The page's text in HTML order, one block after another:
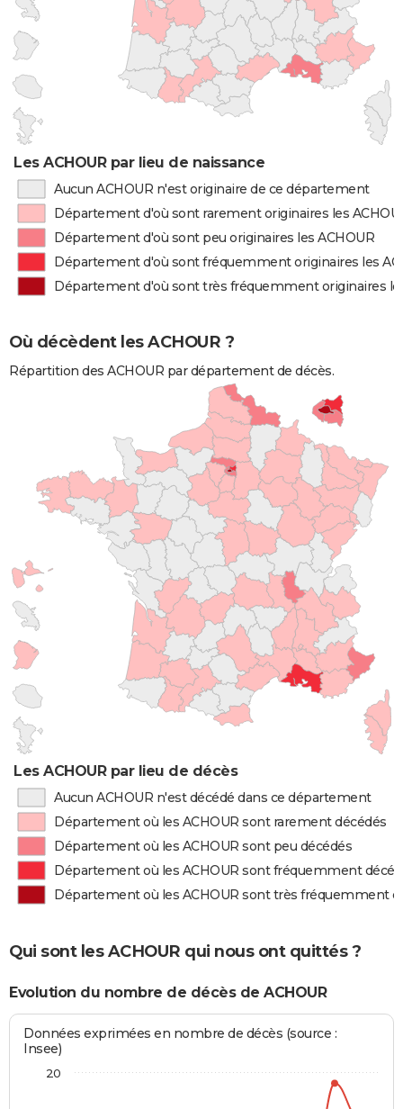
Les ACHOUR par lieu de naissance
Aucun ACHOUR n'est originaire de ce département
Département d'où sont rarement originaires les
Département d'où sont peu originaires les ACHOUR
Département d'où sont fréquemment originaires les
Département d'où sont très fréquemment originaires
Où décèdent les ACHOUR ?
Répartition des ACHOUR par département de décès.
Les ACHOUR par lieu de décès
Aucun ACHOUR n'est décédé dans ce département
Département où les ACHOUR sont rarement décédés
Département où les ACHOUR sont peu décédés
Département où les ACHOUR sont fréquemment
Département où les ACHOUR sont très fréquemment
Qui sont les ACHOUR qui nous ont quittés ?
Evolution du nombre de décès de ACHOUR
Données exprimées en nombre de décès (source :
Insee)
20